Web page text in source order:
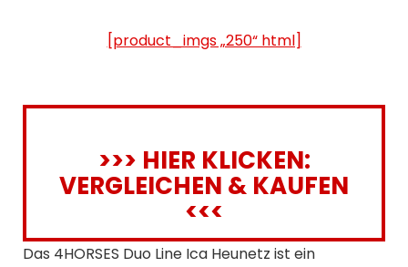
[product_imgs „250“ html]
>>> HIER KLICKEN:
VERGLEICHEN & KAUFEN
<<<
Das 4HORSES Duo Line Ica Heunetz ist ein